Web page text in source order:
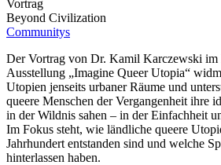
Vortrag
Beyond Civilization
Communitys
Der Vortrag von Dr. Kamil Karczewski im
Ausstellung „Imagine Queer Utopia“
Utopien jenseits urbaner Räume und
queere Menschen der Vergangenheit ihre
in der Wildnis sahen – in der Einfachheit
Im Fokus steht, wie ländliche queere
Jahrhundert entstanden sind und welche
hinterlassen haben.